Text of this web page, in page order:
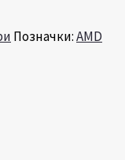
Позначки:AMD